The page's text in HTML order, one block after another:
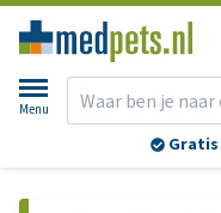
Menu
Gratis